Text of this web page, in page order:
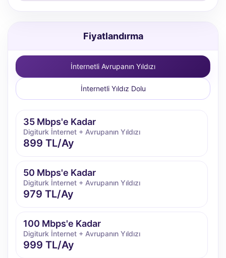
Fiyatlandırma
İnternetli Avrupanın Yıldızı
İnternetli Yıldız Dolu
35 Mbps'e Kadar
Digiturk İnternet + Avrupanın Yıldızı
899 TL/Ay
50 Mbps'e Kadar
Digiturk İnternet + Avrupanın Yıldızı
979 TL/Ay
100 Mbps'e Kadar
Digiturk İnternet + Avrupanın Yıldızı
999 TL/Ay